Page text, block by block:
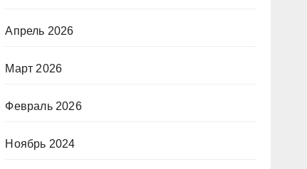
Апрель 2026
Март 2026
Февраль 2026
Ноябрь 2024